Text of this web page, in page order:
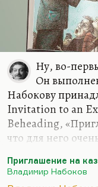
Ну, во-
Он
Набокову
Invitation to an
Beheading,
что для него
понимаете,
Например,
Приглашение на
Владимир Набоков